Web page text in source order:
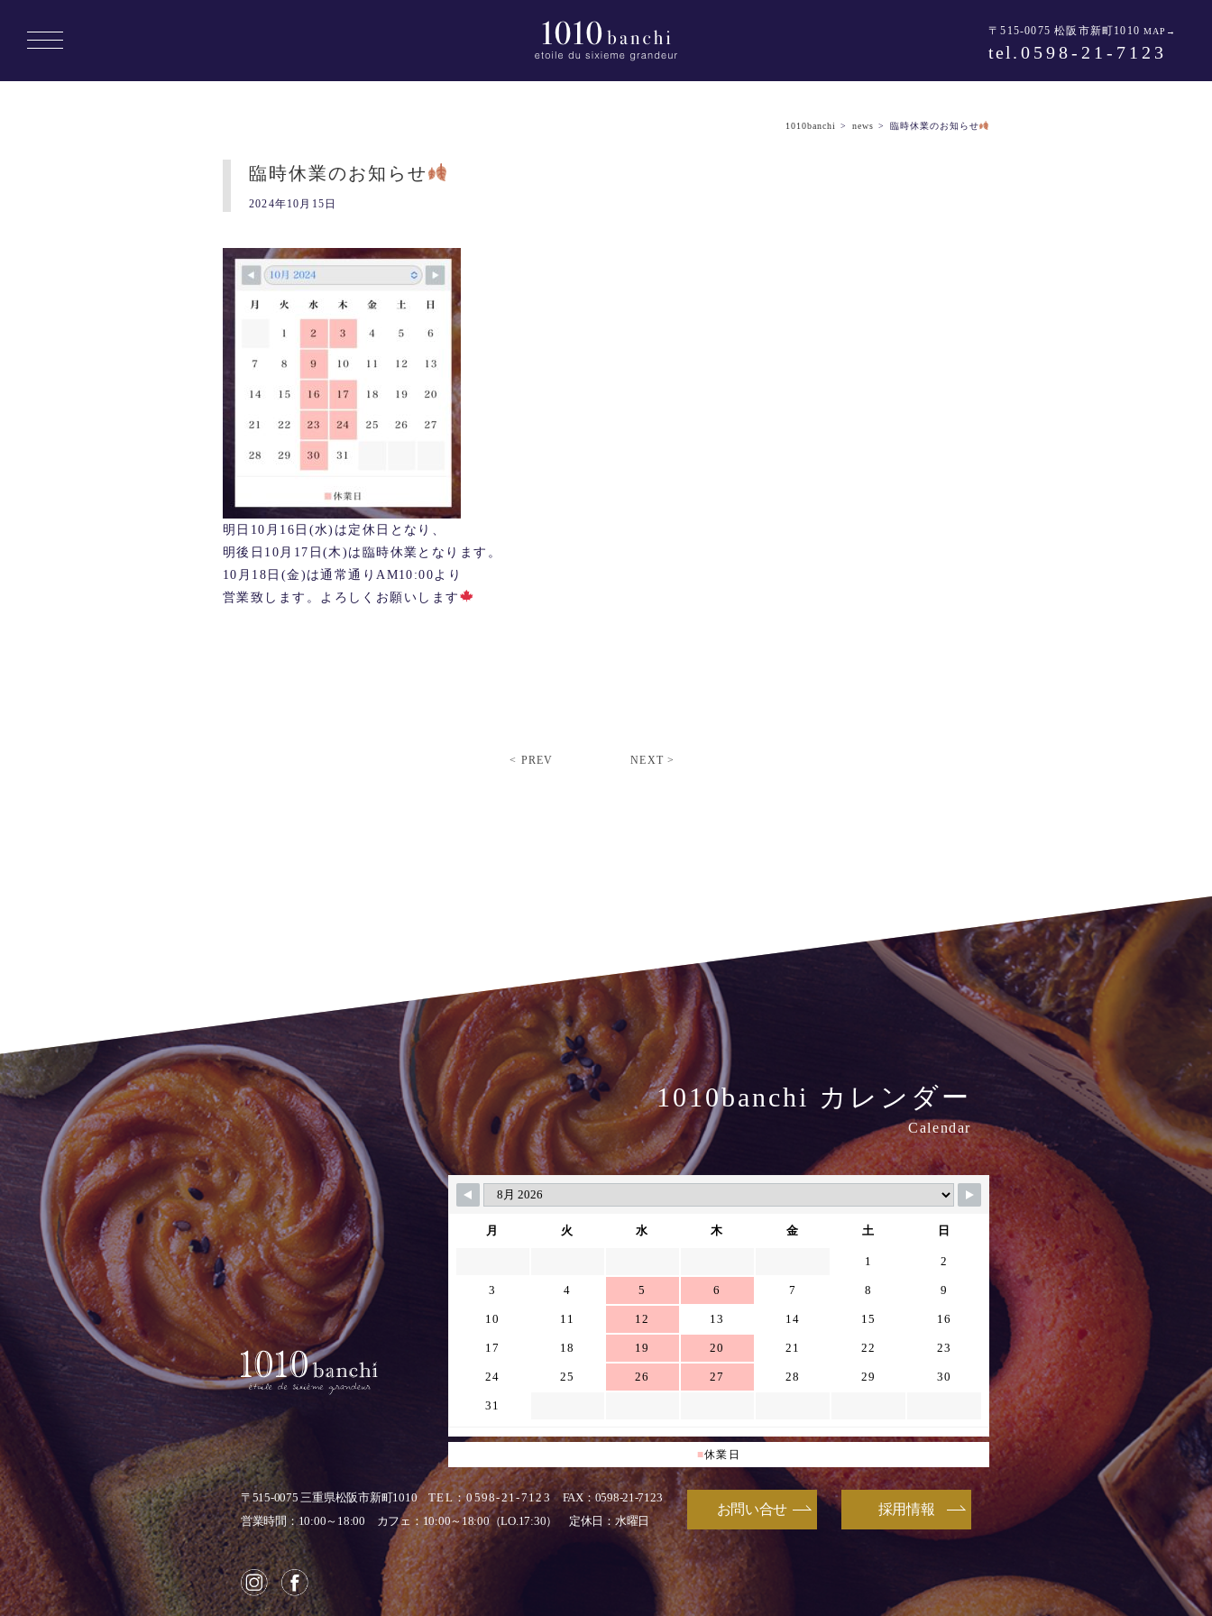
〒515-0075 松阪市新町1010MAP→
tel .0598-21-7123
1010banchi > news > 臨時休業のお知らせ
臨時休業のお知らせ
2024年10月15日
明日10月16日(水)は定休日となり、
明後日10月17日(木)は臨時休業となります。
10月18日(金)は通常通りAM10:00より
営業致します。よろしくお願いします
< PREV NEXT >
1010banchi カレンダー
Calendar
月 火 水 木 金 土 日
1 2
3 4 5 6 7 8 9
10 11 12 13 14 15 16
17 18 19 20 21 22 23
24 25 26 27 28 29 30
31
■休業日
〒515-0075三重県松阪市新町1010TEL：0598-21-7123
FAX：0598-21-7123
営業時間：10:00～18:00
カフェ：10:00～18:00（LO.17:30） 定休日：水曜日
お問い合せ 採用情報